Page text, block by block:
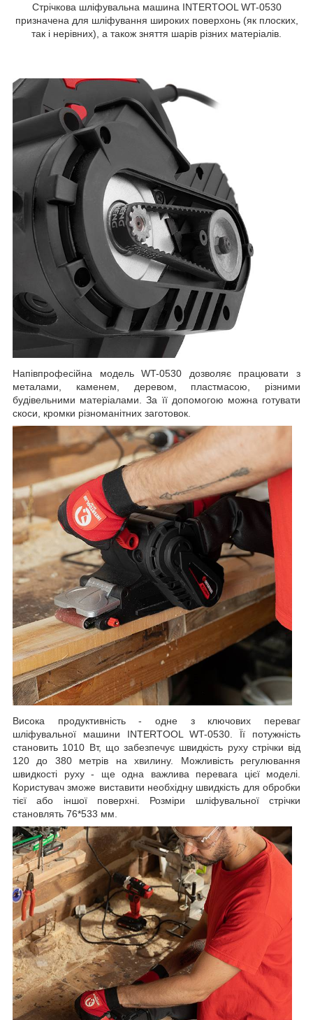
Стрічкова шліфувальна машина INTERTOOL WT-0530
призначена для шліфування широких поверхонь (як плоских,
так і нерівних), а також зняття шарів різних матеріалів.
Напівпрофесійна модель WT-0530 дозволяє працювати з
металами, каменем, деревом, пластмасою, різними
будівельними матеріалами. За її допомогою можна готувати
скоси, кромки різноманітних заготовок.
Висока продуктивність - одне з ключових переваг
шліфувальної машини INTERTOOL WT-0530. Її потужність
становить 1010 Вт, що забезпечує швидкість руху стрічки від
120 до 380 метрів на хвилину. Можливість регулювання
швидкості руху - ще одна важлива перевага цієї моделі.
Користувач зможе виставити необхідну швидкість для обробки
тієї або іншої поверхні. Розміри шліфувальної стрічки
становлять 76*533 мм.